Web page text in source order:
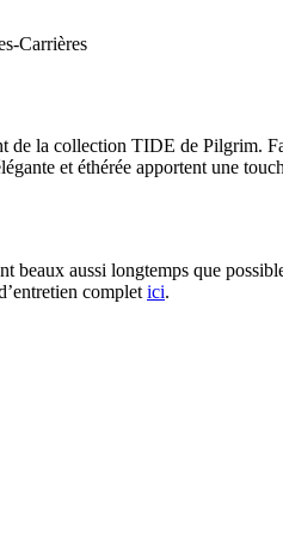
Carrières
la collection TIDE de Pilgrim.
et éthérée apportent une
aussi longtemps que
complet ici.